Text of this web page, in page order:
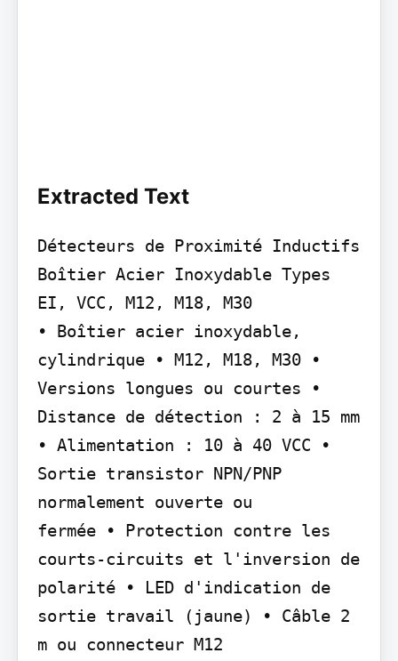
Extracted Text
Détecteurs de Proximité Inductifs
Boîtier Acier Inoxydable Types
EI, VCC, M12, M18, M30
• Boîtier acier inoxydable,
cylindrique • M12, M18, M30 •
Versions longues ou courtes •
Distance de détection : 2 à 15 mm
• Alimentation : 10 à 40 VCC •
Sortie transistor NPN/PNP
normalement ouverte ou
fermée • Protection contre les
courts-circuits et l'inversion de
polarité • LED d'indication de
sortie travail (jaune) • Câble 2
m ou connecteur M12